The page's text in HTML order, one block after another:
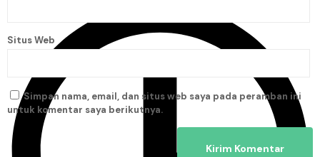
Situs Web
Simpan nama, email, dan situs web saya pada peramban ini
untuk komentar saya berikutnya.